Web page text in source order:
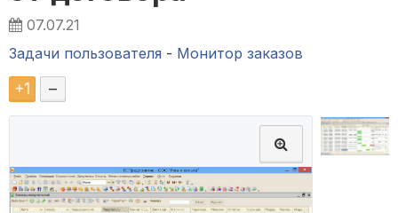
07.07.21
Задачи пользователя - Монитор заказов
+1 –